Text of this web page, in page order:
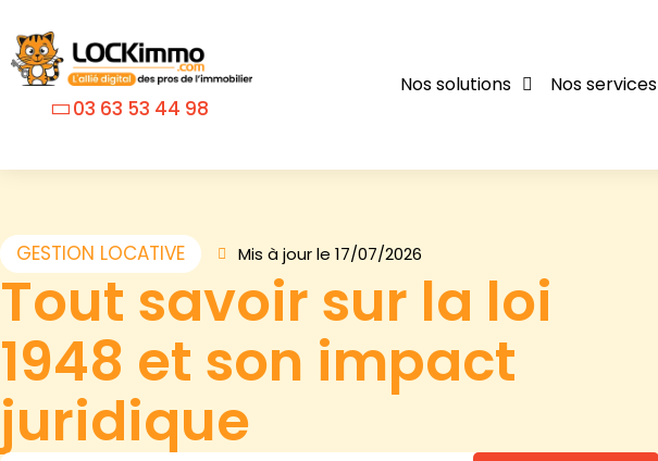
03 63 53 44 98
Nos solutions Nos services
GESTION LOCATIVE Mis à jour le 17/07/2026
Tout savoir sur la loi
1948 et son impact
juridique